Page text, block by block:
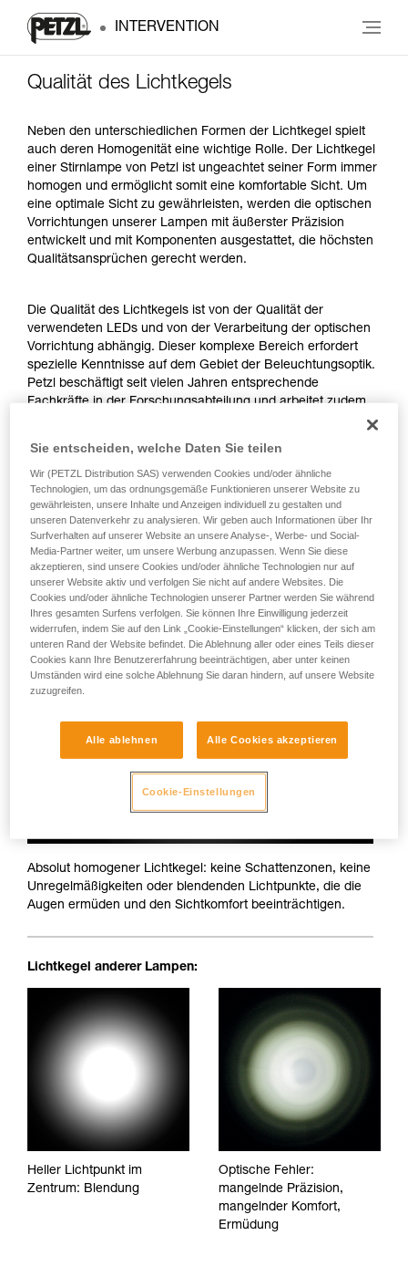
INTERVENTION
Qualität des Lichtkegels
Neben den unterschiedlichen Formen der Lichtkegel spielt
auch deren Homogenität eine wichtige Rolle. Der Lichtkegel
einer Stirnlampe von Petzl ist ungeachtet seiner Form immer
homogen und ermöglicht somit eine komfortable Sicht. Um
eine optimale Sicht zu gewährleisten, werden die optischen
Vorrichtungen unserer Lampen mit äußerster Präzision
entwickelt und mit Komponenten ausgestattet, die höchsten
Qualitätsansprüchen gerecht werden.
Die Qualität des Lichtkegels ist von der Qualität der
verwendeten LEDs und von der Verarbeitung der optischen
Vorrichtung abhängig. Dieser komplexe Bereich erfordert
spezielle Kenntnisse auf dem Gebiet der Beleuchtungsoptik.
Petzl beschäftigt seit vielen Jahren entsprechende
Fachkräfte in der Forschungsabteilung und arbeitet zudem
Lampen von Petzl:
Absolut homogener Lichtkegel: keine Schattenzonen, keine
Unregelmäßigkeiten oder blendenden Lichtpunkte, die die
Augen ermüden und den Sichtkomfort beeinträchtigen.
Lichtkegel anderer Lampen:
Heller Lichtpunkt im
Zentrum: Blendung
Optische Fehler:
mangelnde Präzision,
mangelnder Komfort,
Ermüdung
Sie entscheiden, welche Daten Sie teilen
Wir (PETZL Distribution SAS) verwenden Cookies und/oder ähnliche
Technologien, um das ordnungsgemäße Funktionieren unserer Website zu
gewährleisten, unsere Inhalte und Anzeigen individuell zu gestalten und
unseren Datenverkehr zu analysieren. Wir geben auch Informationen über Ihr
Surfverhalten auf unserer Website an unsere Analyse-, Werbe- und Social-
Media-Partner weiter, um unsere Werbung anzupassen. Wenn Sie diese
akzeptieren, sind unsere Cookies und/oder ähnliche Technologien nur auf
unserer Website aktiv und verfolgen Sie nicht auf andere Websites. Die
Cookies und/oder ähnliche Technologien unserer Partner werden Sie während
Ihres gesamten Surfens verfolgen. Sie können Ihre Einwilligung jederzeit
widerrufen, indem Sie auf den Link „Cookie-Einstellungen“ klicken, der sich am
unteren Rand der Website befindet. Die Ablehnung aller oder eines Teils dieser
Cookies kann Ihre Benutzererfahrung beeinträchtigen, aber unter keinen
Umständen wird eine solche Ablehnung Sie daran hindern, auf unsere Website
zuzugreifen.
Alle ablehnen Alle Cookies akzeptieren
Cookie-Einstellungen